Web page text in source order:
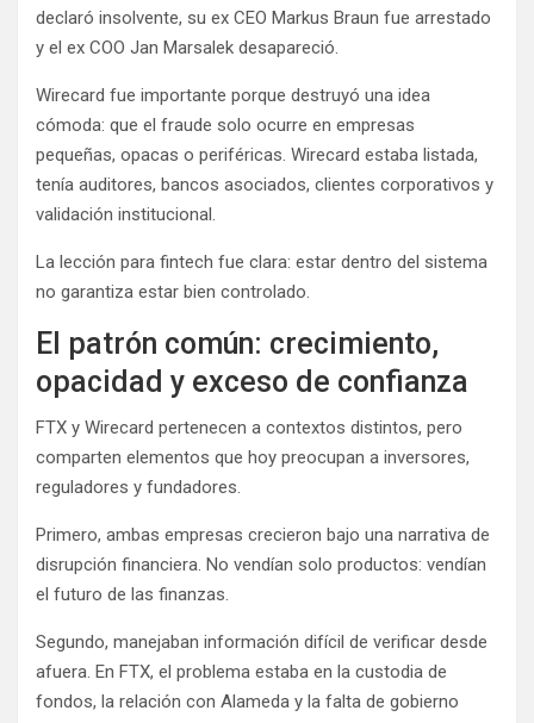
declaró insolvente, su ex CEO Markus Braun fue arrestado
y el ex COO Jan Marsalek desapareció.
Wirecard fue importante porque destruyó una idea
cómoda: que el fraude solo ocurre en empresas
pequeñas, opacas o periféricas. Wirecard estaba listada,
tenía auditores, bancos asociados, clientes corporativos y
validación institucional.
La lección para fintech fue clara: estar dentro del sistema
no garantiza estar bien controlado.
El patrón común: crecimiento,
opacidad y exceso de confianza
FTX y Wirecard pertenecen a contextos distintos, pero
comparten elementos que hoy preocupan a inversores,
reguladores y fundadores.
Primero, ambas empresas crecieron bajo una narrativa de
disrupción financiera. No vendían solo productos: vendían
el futuro de las finanzas.
Segundo, manejaban información difícil de verificar desde
afuera. En FTX, el problema estaba en la custodia de
fondos, la relación con Alameda y la falta de gobierno